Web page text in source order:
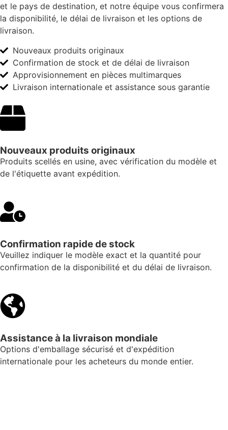
et le pays de destination, et notre équipe vous confirmera
la disponibilité, le délai de livraison et les options de
livraison.
Nouveaux produits originaux
Confirmation de stock et de délai de livraison
Approvisionnement en pièces multimarques
Livraison internationale et assistance sous garantie
Nouveaux produits originaux
Produits scellés en usine, avec vérification du modèle et
de l'étiquette avant expédition.
Confirmation rapide de stock
Veuillez indiquer le modèle exact et la quantité pour
confirmation de la disponibilité et du délai de livraison.
Assistance à la livraison mondiale
Options d'emballage sécurisé et d'expédition
internationale pour les acheteurs du monde entier.